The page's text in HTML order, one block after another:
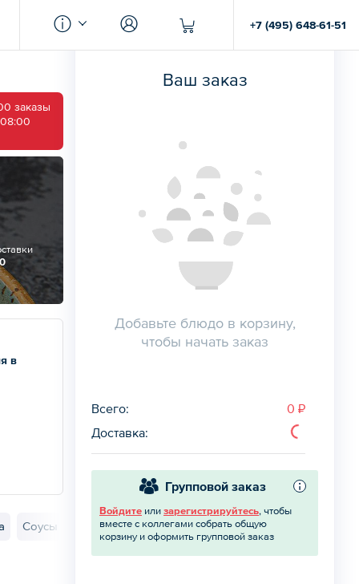
+7 (495) 648-61-51
заказы
в
Соусы
Ваш заказ
Добавьте блюдо в корзину,
чтобы начать заказ
Всего:
0 ₽
Доставка:
Групповой заказ
Войдите или зарегистрируйтесь, чтобы
вместе с коллегами собрать общую
корзину и оформить групповой заказ